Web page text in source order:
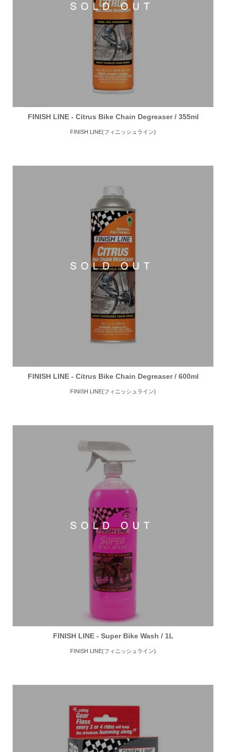
FINISH LINE - Citrus Bike Chain Degreaser / 355ml
FINISH LINE(フィニッシュライン)
FINISH LINE - Citrus Bike Chain Degreaser / 600ml
FINISH LINE(フィニッシュライン)
FINISH LINE - Super Bike Wash / 1L
FINISH LINE(フィニッシュライン)